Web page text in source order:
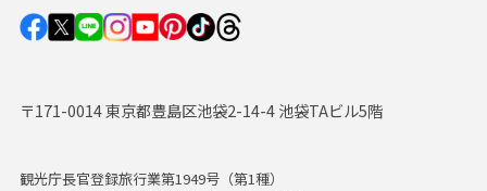
〒171-0014 東京都豊島区池袋2-14-4 池袋TAビル5階
観光庁長官登録旅行業第1949号（第1種）